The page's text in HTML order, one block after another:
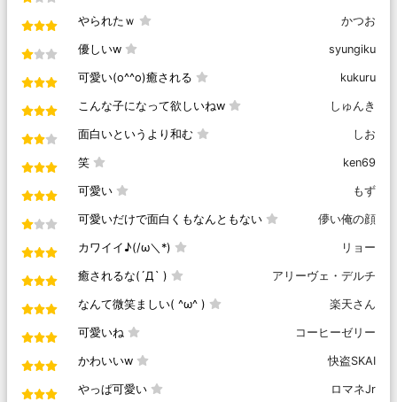
やられたｗ かつお
優しいw syungiku
可愛い(o^^o)癒される kukuru
こんな子になって欲しいねw しゅんき
面白いというより和む しお
笑 ken69
可愛い もず
可愛いだけで面白くもなんともない 儚い俺の顔
カワイイ♪(/ω＼*) リョー
癒されるな(´Д` ) アリーヴェ・デルチ
なんて微笑ましい( ^ω^ ) 楽天さん
可愛いね コーヒーゼリー
かわいいw 快盗SKAI
やっぱ可愛い ロマネJr